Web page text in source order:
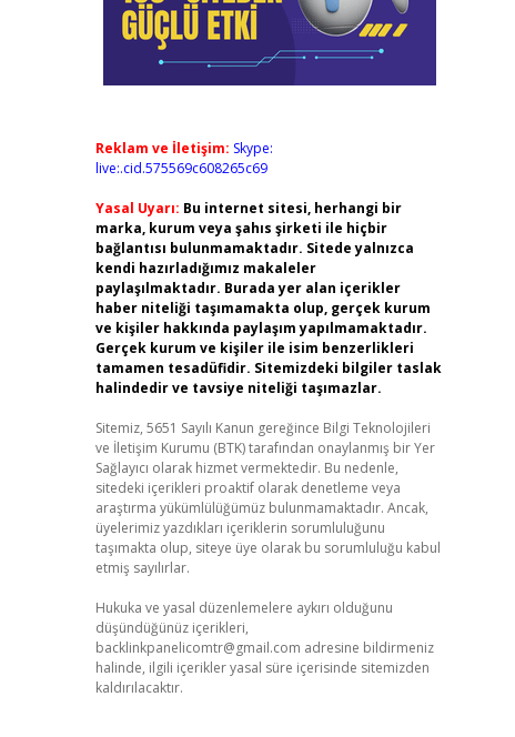
Reklam ve İletişim: Skype:
live:.cid.575569c608265c69
Yasal Uyarı: Bu internet sitesi, herhangi bir
marka, kurum veya şahıs şirketi ile hiçbir
bağlantısı bulunmamaktadır. Sitede yalnızca
kendi hazırladığımız makaleler
paylaşılmaktadır. Burada yer alan içerikler
haber niteliği taşımamakta olup, gerçek kurum
ve kişiler hakkında paylaşım yapılmamaktadır.
Gerçek kurum ve kişiler ile isim benzerlikleri
tamamen tesadüfidir. Sitemizdeki bilgiler taslak
halindedir ve tavsiye niteliği taşımazlar.
Sitemiz, 5651 Sayılı Kanun gereğince Bilgi Teknolojileri
ve İletişim Kurumu (BTK) tarafından onaylanmış bir Yer
Sağlayıcı olarak hizmet vermektedir. Bu nedenle,
sitedeki içerikleri proaktif olarak denetleme veya
araştırma yükümlülüğümüz bulunmamaktadır. Ancak,
üyelerimiz yazdıkları içeriklerin sorumluluğunu
taşımakta olup, siteye üye olarak bu sorumluluğu kabul
etmiş sayılırlar.
Hukuka ve yasal düzenlemelere aykırı olduğunu
düşündüğünüz içerikleri,
backlinkpanelicomtr@gmail.com adresine bildirmeniz
halinde, ilgili içerikler yasal süre içerisinde sitemizden
kaldırılacaktır.